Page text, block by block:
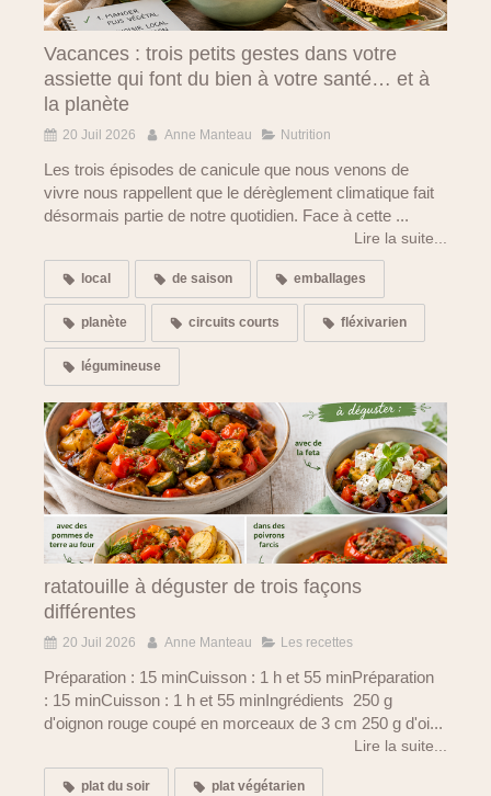
Vacances : trois petits gestes dans votre
assiette qui font du bien à votre santé… et à
la planète
20 Juil 2026 Anne Manteau Nutrition
Les trois épisodes de canicule que nous venons de
vivre nous rappellent que le dérèglement climatique fait
désormais partie de notre quotidien. Face à cette ...
Lire la suite...
local de saison emballages
planète circuits courts fléxivarien
légumineuse
ratatouille à déguster de trois façons
différentes
20 Juil 2026 Anne Manteau Les recettes
Préparation : 15 minCuisson : 1 h et 55 minPréparation
: 15 minCuisson : 1 h et 55 minIngrédients 250 g
d'oignon rouge coupé en morceaux de 3 cm 250 g d'oi...
Lire la suite...
plat du soir plat végétarien